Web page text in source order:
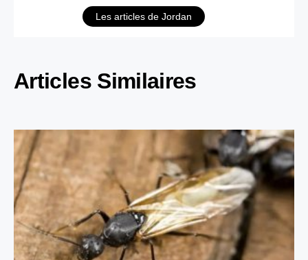
Les articles de Jordan
Articles Similaires